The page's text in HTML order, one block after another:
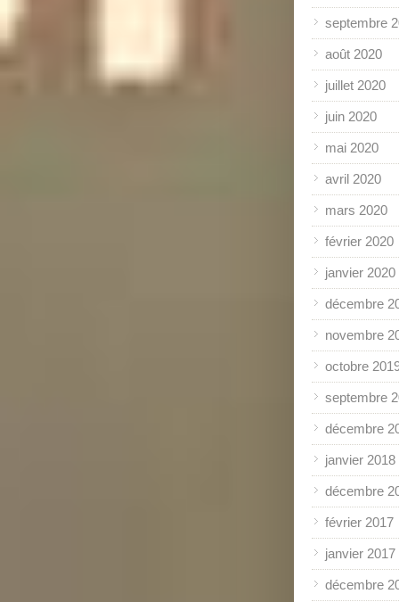
septembre
août 2020
juillet 2020
juin 2020
mai 2020
avril 2020
mars 2020
février 2020
janvier 2020
décembre
novembre
octobre
septembre
décembre
janvier 2018
décembre
février 2017
janvier 2017
décembre